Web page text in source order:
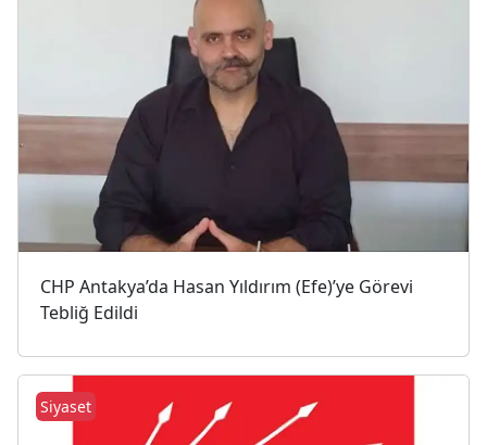
CHP Antakya’da Hasan Yıldırım (Efe)’ye Görevi
Tebliğ Edildi
Siyaset